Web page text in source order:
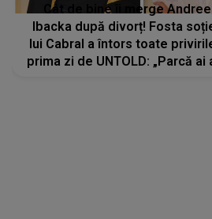
Cât de bine îi merge
Ibacka după divorț! Fosta
lui Cabral a întors toate
prima zi de UNTOLD: „Parcă ai